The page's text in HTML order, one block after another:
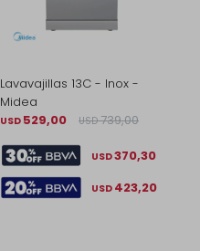
Lavavajillas 13C - Inox -
Midea
USD 529,00 USD 739,00
USD370,30
USD 423,20